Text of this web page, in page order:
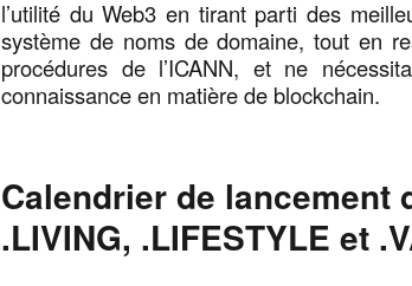
l’utilité du Web3 en tirant parti des
système de noms de domaine, tout en
procédures de l’ICANN, et ne
connaissance en matière de blockchain.
Calendrier de lancement
.LIVING, .LIFESTYLE et